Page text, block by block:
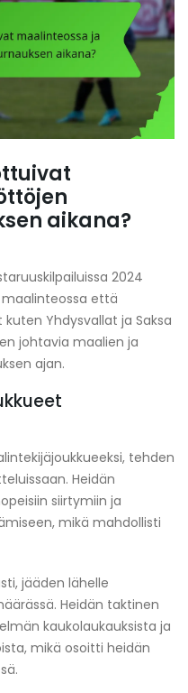
aikana?
2024
että
Yhdysvallat ja Saksa
johtavia maalien ja
ajan.
tehden
Heidän
siirtymiin ja
mikä mahdollisti
jääden lähelle
Heidän taktinen
kaukolaukauksista ja
mikä osoitti heidän